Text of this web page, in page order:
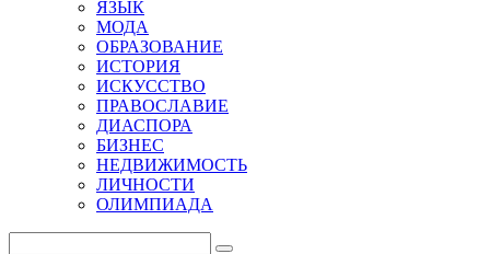
ЯЗЫК
МОДА
ОБРАЗОВАНИЕ
ИСТОРИЯ
ИСКУССТВО
ПРАВОСЛАВИЕ
ДИАСПОРА
БИЗНЕС
НЕДВИЖИМОСТЬ
ЛИЧНОСТИ
ОЛИМПИАДА